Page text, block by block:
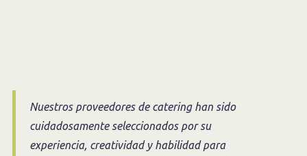
Nuestros proveedores de catering han sido
cuidadosamente seleccionados por su
experiencia, creatividad y habilidad para